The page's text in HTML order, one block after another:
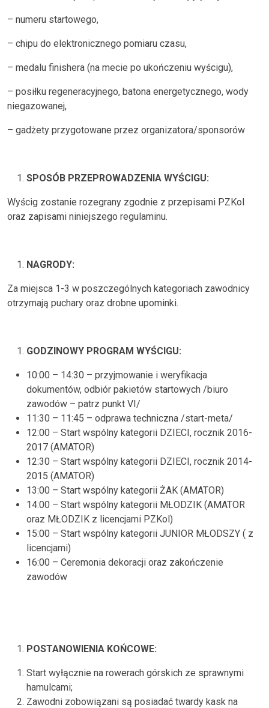
– numeru startowego,
– chipu do elektronicznego pomiaru czasu,
– medalu finishera (na mecie po ukończeniu wyścigu),
– posiłku regeneracyjnego, batona energetycznego, wody
niegazowanej,
– gadżety przygotowane przez organizatora/sponsorów
SPOSÓB PRZEPROWADZENIA WYŚCIGU:
Wyścig zostanie rozegrany zgodnie z przepisami PZKol
oraz zapisami niniejszego regulaminu.
NAGRODY:
Za miejsca 1-3 w poszczególnych kategoriach zawodnicy
otrzymają puchary oraz drobne upominki.
GODZINOWY PROGRAM WYŚCIGU:
10:00 – 14:30 – przyjmowanie i weryfikacja
dokumentów, odbiór pakietów startowych /biuro
zawodów – patrz punkt VI/
11:30 – 11:45 – odprawa techniczna /start-meta/
12:00 – Start wspólny kategorii DZIECI, rocznik 2016-
2017 (AMATOR)
12:30 – Start wspólny kategorii DZIECI, rocznik 2014-
2015 (AMATOR)
13:00 – Start wspólny kategorii ŻAK (AMATOR)
14:00 – Start wspólny kategorii MŁODZIK (AMATOR
oraz MŁODZIK z licencjami PZKol)
15:00 – Start wspólny kategorii JUNIOR MŁODSZY ( z
licencjami)
16:00 – Ceremonia dekoracji oraz zakończenie
zawodów
POSTANOWIENIA KOŃCOWE:
Start wyłącznie na rowerach górskich ze sprawnymi
hamulcami;
Zawodni zobowiązani są posiadać twardy kask na